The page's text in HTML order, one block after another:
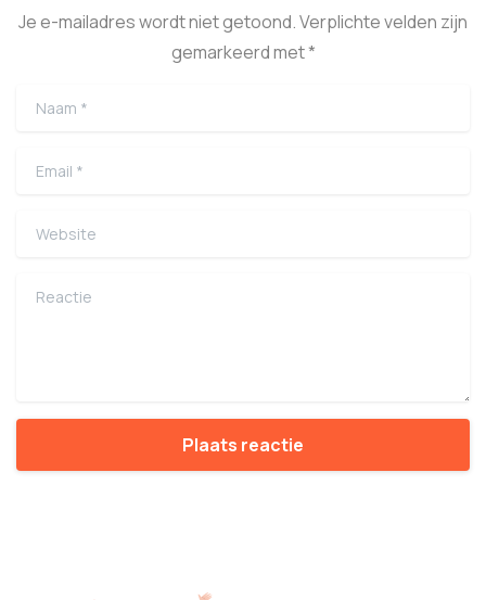
Je e-mailadres wordt niet getoond. Verplichte velden zijn
gemarkeerd met *
Naam
Email
Website
Reactie